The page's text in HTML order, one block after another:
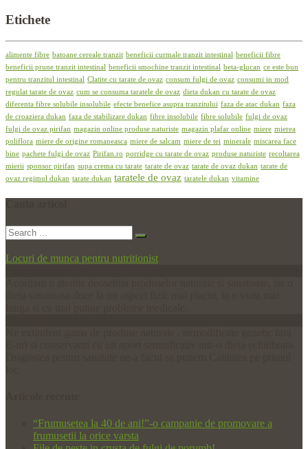
Etichete
alimente fibre batoane cereale tranzit beneficii curmale tranzit intestinal beneficii fibre
beneficii prune tranzit intestinal beneficii smochine tranzit intestinal beta-glucan ce este bun
pentru tranzitul intestinal Clatite cu tarate de ovaz consum fulgi de ovaz consumi in mod
regulat tarate de ovaz cum se consuma taratele de ovaz dieta dukan cu tarate de ovaz
diferenta fibre solubile insolubile efecte benefice asupra tranzitului faza de atac dukan faza
de croaziera dukan faza de stabilizare dukan fibre insolubile fibre solubile fulgi de ovaz
fulgi de ovaz pirifan magazin online produse naturiste magazin plafar online miere mierea
poliflora miere de origine romaneasca miere de salcam miere de tei minerale miscarea face
bine pachete fulgi de ovaz Pirifan.ro porridge cu tarate de ovaz produse naturiste recoltarea
mierii sponsor pirifan supa crema cu tarate tarate de ovaz tarate de ovaz dukan tarate de
ovaz regimul dukan tarate dukan taratele de ovaz taratele dukan vitamine
Locuri de munca pentru nutritionist
“Frumusetea la 40 de ani!”-o campanie de promovare a
frumusetii la orice varsta